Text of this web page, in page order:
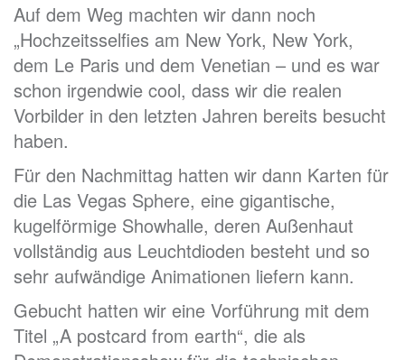
Auf dem Weg machten wir dann noch
„Hochzeitsselfies am New York, New York,
dem Le Paris und dem Venetian – und es war
schon irgendwie cool, dass wir die realen
Vorbilder in den letzten Jahren bereits besucht
haben.
Für den Nachmittag hatten wir dann Karten für
die Las Vegas Sphere, eine gigantische,
kugelförmige Showhalle, deren Außenhaut
vollständig aus Leuchtdioden besteht und so
sehr aufwändige Animationen liefern kann.
Gebucht hatten wir eine Vorführung mit dem
Titel „A postcard from earth“, die als